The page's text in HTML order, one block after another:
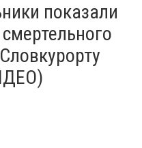
показали